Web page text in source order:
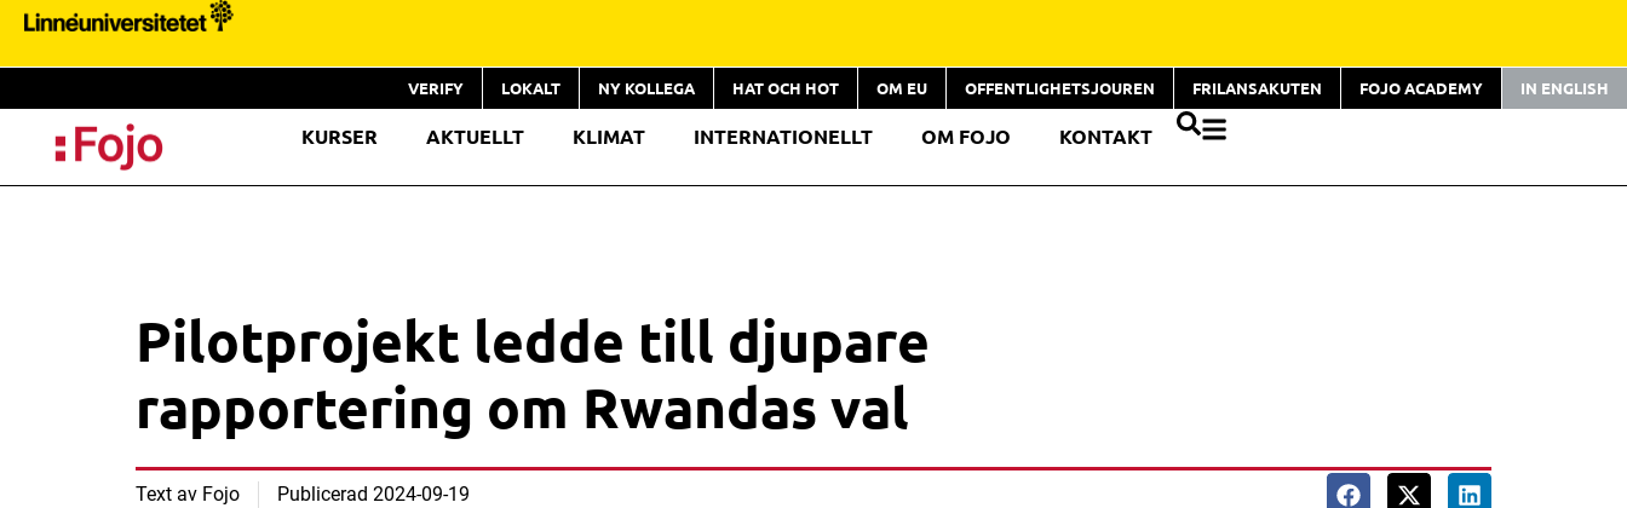
VERIFY LOKALT NY KOLLEGA HAT OCH HOT OM EU OFFENTLIGHETSJOUREN FRILANSAKUTEN FOJO ACADEMY IN ENGLISH
KURSER AKTUELLT KLIMAT INTERNATIONELLT OM FOJO KONTAKT
Pilotprojekt ledde till djupare
rapportering om Rwandas val
Text av Fojo Publicerad 2024-09-19